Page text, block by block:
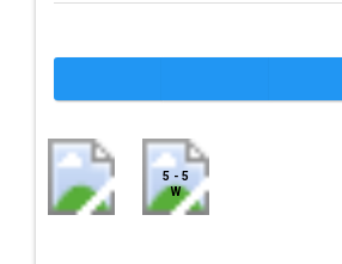
5 - 5
W